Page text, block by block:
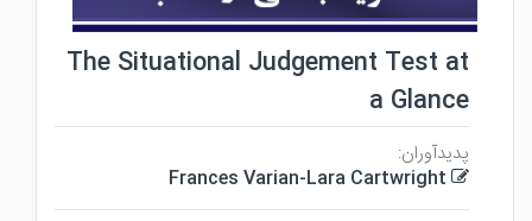
The Situational Judgement Test at
a Glance
پدیدآوران:
Frances Varian-Lara Cartwright